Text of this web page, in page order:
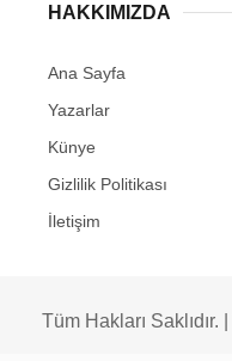
HAKKIMIZDA
Ana Sayfa
Yazarlar
Künye
Gizlilik Politikası
İletişim
Tüm Hakları Saklıdır. |